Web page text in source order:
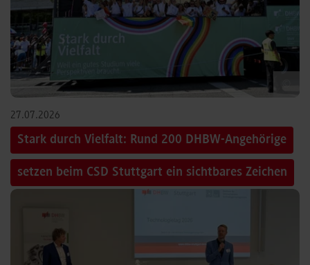
27.07.2026
Stark durch Vielfalt: Rund 200 DHBW-Angehörige
setzen beim CSD Stuttgart ein sichtbares Zeichen